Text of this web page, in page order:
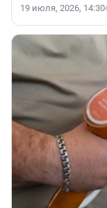
19 июля, 2026, 14:30